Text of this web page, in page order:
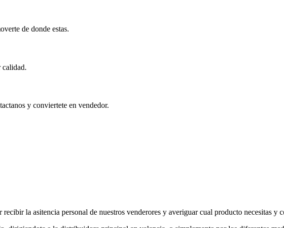
de donde estas.
calidad.
y conviertete en vendedor.
la asitencia personal de nuestros venderores y averiguar cual producto necesitas y